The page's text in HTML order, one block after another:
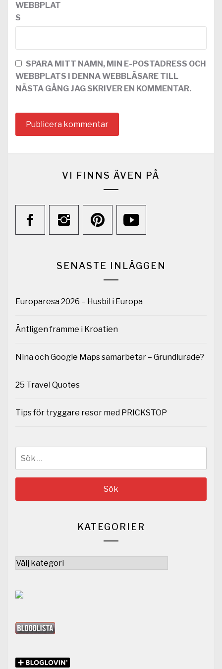
WEBBPLAT
S
SPARA MITT NAMN, MIN E-POSTADRESS OCH
WEBBPLATS I DENNA WEBBLÄSARE TILL
NÄSTA GÅNG JAG SKRIVER EN KOMMENTAR.
VI FINNS ÄVEN PÅ
SENASTE INLÄGGEN
Europaresa 2026 – Husbil i Europa
Äntligen framme i Kroatien
Nina och Google Maps samarbetar – Grundlurade?
25 Travel Quotes
Tips för tryggare resor med PRICKSTOP
KATEGORIER
Kategorier